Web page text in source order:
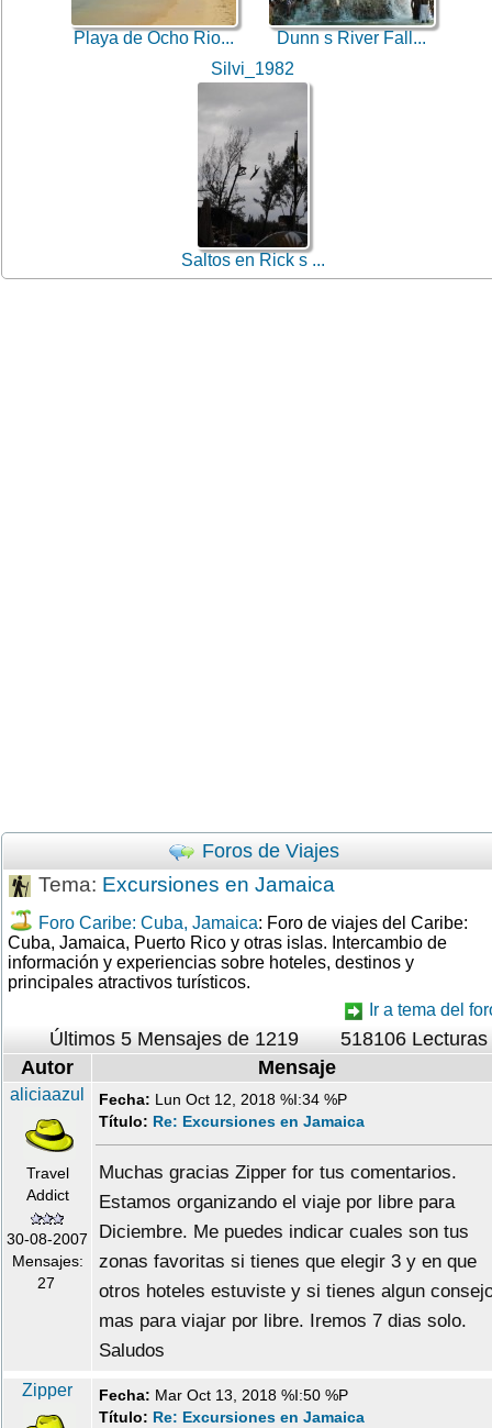
Playa de Ocho Rio...
Dunn s River Fall...
Silvi_1982
Saltos en Rick s ...
Foros de Viajes
Tema: Excursiones en Jamaica
Foro Caribe: Cuba, Jamaica: Foro de viajes del Caribe:
Cuba, Jamaica, Puerto Rico y otras islas. Intercambio de
información y experiencias sobre hoteles, destinos y
principales atractivos turísticos.
Ir a tema del
Últimos 5 Mensajes de 1219
518106 Lecturas
Autor
Mensaje
aliciaazul
Travel
Addict
30-08-2007
Mensajes:
27
Fecha: Lun Oct 12, 2018 %I:34 %P
Título: Re: Excursiones en Jamaica
Muchas gracias Zipper for tus comentarios.
Estamos organizando el viaje por libre para
Diciembre. Me puedes indicar cuales son tus
zonas favoritas si tienes que elegir 3 y en que
otros hoteles estuviste y si tienes algun
mas para viajar por libre. Iremos 7 dias solo.
Saludos
Zipper Fecha: Mar Oct 13, 2018 %I:50 %P
Título: Re: Excursiones en Jamaica